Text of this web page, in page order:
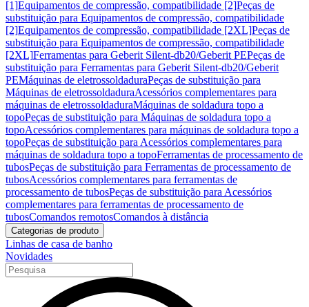
[1]Equipamentos de compressão, compatibilidade [2]Peças de
substituição para Equipamentos de compressão, compatibilidade
[2]Equipamentos de compressão, compatibilidade [2XL]Peças de
substituição para Equipamentos de compressão, compatibilidade
[2XL]Ferramentas para Geberit Silent-db20/Geberit PEPeças de
substituição para Ferramentas para Geberit Silent-db20/Geberit
PEMáquinas de eletrossoldaduraPeças de substituição para
Máquinas de eletrossoldaduraAcessórios complementares para
máquinas de eletrossoldaduraMáquinas de soldadura topo a
topoPeças de substituição para Máquinas de soldadura topo a
topoAcessórios complementares para máquinas de soldadura topo a
topoPeças de substituição para Acessórios complementares para
máquinas de soldadura topo a topoFerramentas de processamento de
tubosPeças de substituição para Ferramentas de processamento de
tubosAcessórios complementares para ferramentas de
processamento de tubosPeças de substituição para Acessórios
complementares para ferramentas de processamento de
tubosComandos remotosComandos à distância
Categorias de produto
Linhas de casa de banho
Novidades